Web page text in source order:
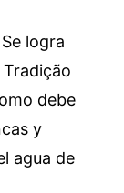
logra
debe
y
agua de